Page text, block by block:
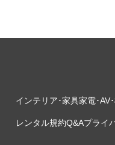
インテリア･家具家電･AV
レンタル規約Q&Aプライ